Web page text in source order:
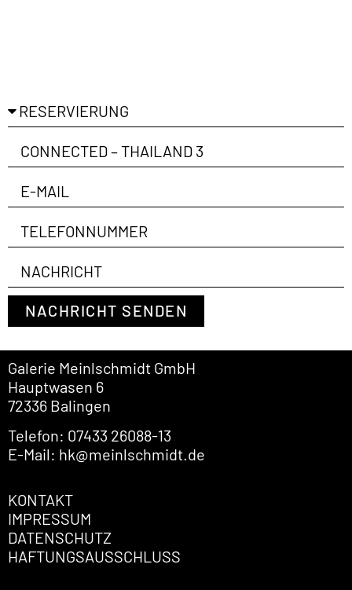
NACHRICHT SENDEN
Galerie Meinlschmidt GmbH
Hauptwasen 6
72336 Balingen
Telefon: 07433 26088-13
E-Mail: hk@meinlschmidt.de
KONTAKT
IMPRESSUM
DATENSCHUTZ
HAFTUNGSAUSSCHLUSS